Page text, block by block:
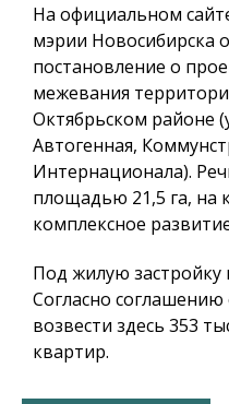
На официальном
мэрии Новосибирска
постановление о
межевания
Октябрьском районе
Автогенная,
Интернационала).
площадью 21,5 га, на
комплексное
Под жилую застройку
Согласно
возвести здесь 353
квартир.